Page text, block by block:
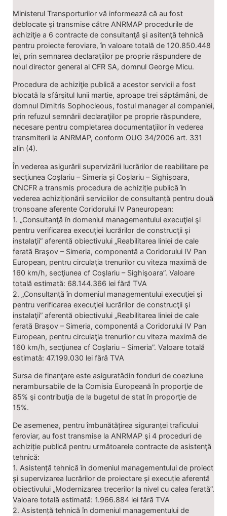
Ministerul Transporturilor vă informează că au fost
deblocate şi transmise către ANRMAP procedurile de
achiziţie a 6 contracte de consultanţă şi asitenţă tehnică
pentru proiecte feroviare, în valoare totală de 120.850.448
lei, prin semnarea declaraţiilor pe proprie răspundere de
noul director general al CFR SA, domnul George Micu.
Procedura de achiziţie publică a acestor servicii a fost
blocată la sfârşitul lunii martie, aproape trei săptămâni, de
domnul Dimitris Sophocleous, fostul manager al companiei,
prin refuzul semnării declaraţiilor pe proprie răspundere,
necesare pentru completarea documentaţiilor în vederea
transmiterii la ANRMAP, conform OUG 34/2006 art. 331
alin (4).
În vederea asigurării supervizării lucrărilor de reabilitare pe
secțiunea Coșlariu – Simeria și Coșlariu – Sighișoara,
CNCFR a transmis procedura de achiziție publică în
vederea achiziționării serviciilor de consultanță pentru două
tronsoane aferente Coridorului IV Paneuropean:
1. „Consultanţă în domeniul managementului execuţiei şi
pentru verificarea execuţiei lucrărilor de construcţii şi
instalaţii” aferentă obiectivului „Reabilitarea liniei de cale
ferată Braşov – Simeria, componentă a Coridorului IV Pan
European, pentru circulaţia trenurilor cu viteza maximă de
160 km/h, secţiunea cf Coşlariu – Sighişoara”. Valoare
totală estimată: 68.144.366 lei fără TVA
2. „Consultanţă în domeniul managementului execuţiei şi
pentru verificarea execuţiei lucrărilor de construcţii şi
instalaţii” aferentă obiectivului „Reabilitarea liniei de cale
ferată Braşov – Simeria, componentă a Coridorului IV Pan
European, pentru circulaţia trenurilor cu viteza maximă de
160 km/h, secţiunea cf Coşlariu – Simeria”. Valoare totală
estimată: 47.199.030 lei fără TVA
Sursa de finanţare este asiguratădin fonduri de coeziune
nerambursabile de la Comisia Europeană în proporţie de
85% şi contribuţia de la bugetul de stat în proporţie de
15%.
De asemenea, pentru îmbunătățirea siguranței traficului
feroviar, au fost transmise la ANRMAP şi 4 proceduri de
achiziție publică pentru următoarele contracte de asistenţă
tehnică:
1. Asistență tehnică în domeniul managementului de proiect
și supervizarea lucrărilor de proiectare și execuție aferentă
obiectivului „Modernizarea trecerilor la nivel cu calea ferată”.
Valoare totală estimată: 1.966.884 lei fără TVA
2. Asistență tehnică în domeniul managementului de